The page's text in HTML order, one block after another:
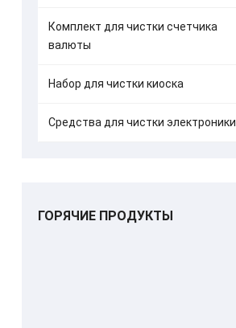
Комплект для чистки счетчика
валюты
Набор для чистки киоска
Средства для чистки электроники
ГОРЯЧИЕ ПРОДУКТЫ